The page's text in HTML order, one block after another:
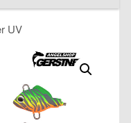
UV